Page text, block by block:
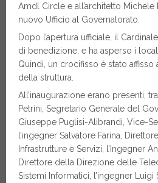
Amdl Circle e all’architetto Michele
nuovo Ufficio al Governatorato.
Dopo l’apertura ufficiale, il
di benedizione, e ha asperso i locali
Quindi, un crocifisso è stato affisso
della struttura.
All’inaugurazione erano presenti,
Petrini, Segretario Generale del
Giuseppe Puglisi-Alibrandi, Vice-
l’ingegner Salvatore Farina,
Infrastrutture e Servizi, l’Ingegner
Direttore della Direzione delle
Sistemi Informatici, l’ingegner